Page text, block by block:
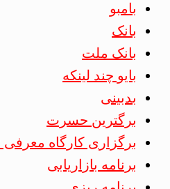
بامبو
بانک
بانک ملت
بایو چند لینکه
بدبینی
برگترین حسرت
برگزاری کارگاه معرفی
برنامه بازاریابی